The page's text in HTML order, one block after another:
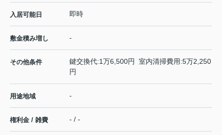
入居可能日 即時
敷金積み増し -
その他条件
鍵交換代:1万6,500円 室内清掃費用:5万2,250
円
用途地域 -
権利金 / 雑費 - / -